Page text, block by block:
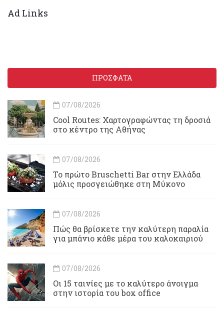
Ad Links
ΠΡΟΣΦΑΤΑ
07/08/2026
Cool Routes: Χαρτογραφώντας τη δροσιά
στο κέντρο της Αθήνας
07/08/2026
Το πρώτο Bruschetti Bar στην Ελλάδα
μόλις προσγειώθηκε στη Μύκονο
07/08/2026
Πώς θα βρίσκετε την καλύτερη παραλία
για μπάνιο κάθε μέρα του καλοκαιριού
07/08/2026
Οι 15 ταινίες με το καλύτερο άνοιγμα
στην ιστορία του box office